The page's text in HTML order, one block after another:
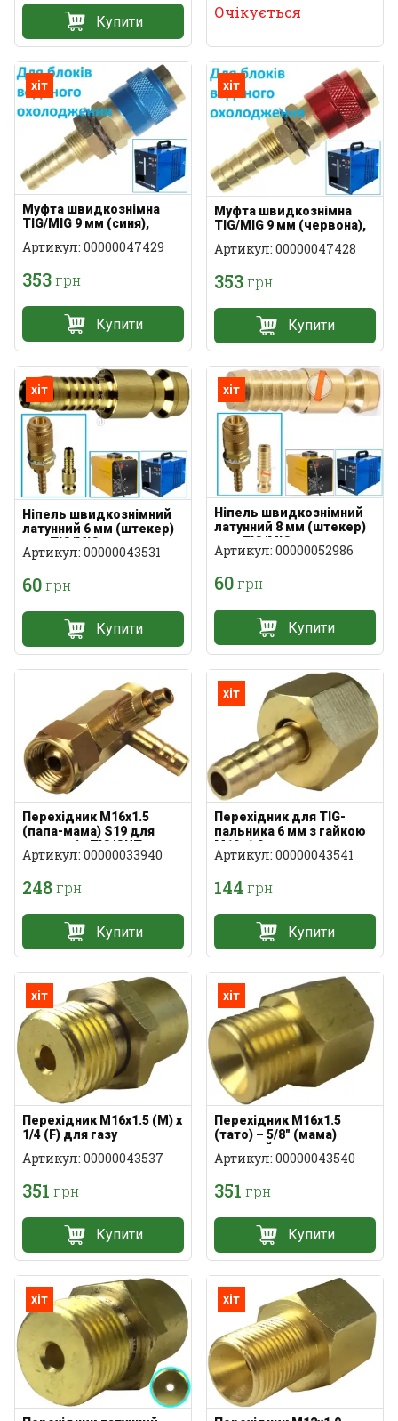
Купити
Очікується
хіт
Муфта швидкознімна
TIG/MIG 9 мм (синя),
Артикул: 00000047429
353грн
Купити
хіт
Муфта швидкознімна
TIG/MIG 9 мм (червона),
Артикул: 00000047428
353грн
Купити
хіт
Ніпель швидкознімний
латунний 6 мм (штекер)
для TIG/MIG
Артикул: 00000043531
60грн
Купити
хіт
Ніпель швидкознімний
латунний 8 мм (штекер)
для TIG/MIG
Артикул: 00000052986
60грн
Купити
Перехідник M16x1.5
(папа-мама) S19 для
пальників TIG/CUT
Артикул: 00000033940
248грн
Купити
хіт
Перехідник для TIG-
пальника 6 мм з гайкою
М10х1.0
Артикул: 00000043541
144 грн
Купити
хіт
Перехідник M16x1.5 (M) x
1/4 (F) для газу
Артикул: 00000043537
351 грн
Купити
хіт
Перехідник M16x1.5
(тато) – 5/8" (мама)
латунний
Артикул: 00000043540
351 грн
Купити
хіт хіт